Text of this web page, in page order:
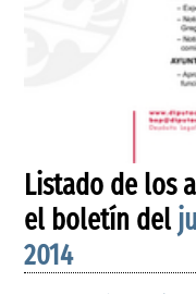
Listado de los
el boletín del
2014